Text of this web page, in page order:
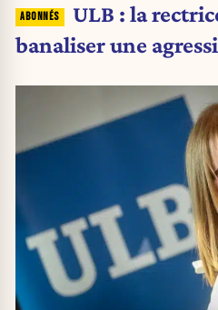
ULB : la
banaliser une